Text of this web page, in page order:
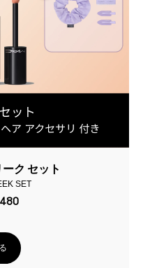
ク セット
SET